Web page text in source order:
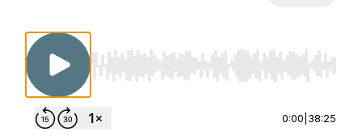
Use Left/Right to seek, Home/End to jump
0:00 38:25